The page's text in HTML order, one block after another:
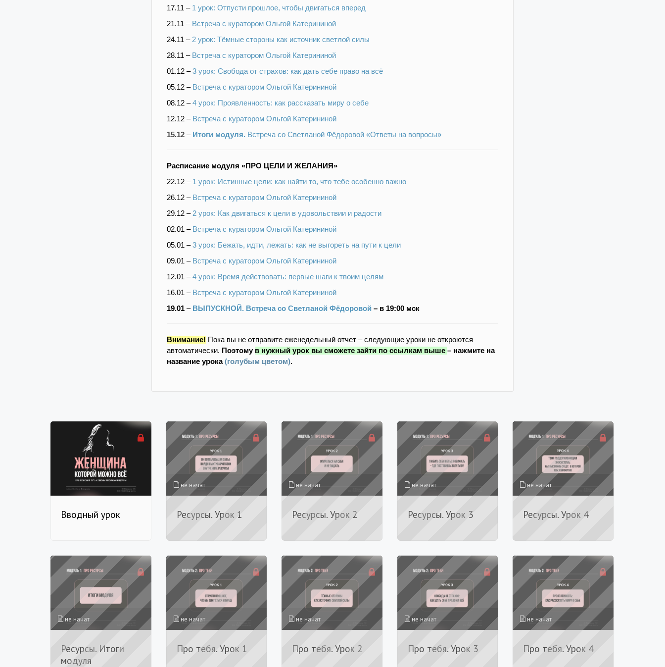
17.11 – 1 урок: Отпусти прошлое, чтобы двигаться вперед
21.11 – Встреча с куратором Ольгой Катерининой
24.11 – 2 урок: Тёмные стороны как источник светлой силы
28.11 – Встреча с куратором Ольгой Катерининой
01.12 –3 урок: Свобода от страхов: как дать себе право на всё
05.12 – Встреча с куратором Ольгой Катерининой
08.12 –4 урок: Проявленность: как рассказать миру о себе
12.12 – Встреча с куратором Ольгой Катерининой
15.12 – Итоги модуля. Встреча со Светланой Фёдоровой «Ответы на вопросы»
Расписание модуля «ПРО ЦЕЛИ И ЖЕЛАНИЯ»
22.12 – 1 урок: Истинные цели: как найти то, что тебе особенно важно
26.12 – Встреча с куратором Ольгой Катерининой
29.12 – 2 урок: Как двигаться к цели в удовольствии и радости
02.01 –Встреча с куратором Ольгой Катерининой
05.01 –3 урок: Бежать, идти, лежать: как не выгореть на пути к цели
09.01 – Встреча с куратором Ольгой Катерининой
12.01 –4 урок: Время действовать: первые шаги к твоим целям
16.01 – Встреча с куратором Ольгой Катерининой
19.01 – ВЫПУСКНОЙ. Встреча со Светланой Фёдоровой – в 19:00 мск
Внимание! Пока вы не отправите еженедельный отчет – следующие уроки не откроются
автоматически. Поэтому в нужный урок вы сможете зайти по ссылкам выше – нажмите на
название урока(голубым цветом).
Вводный урок
не начат
Ресурсы. Урок 1
не начат
Ресурсы. Урок 2
не начат
Ресурсы. Урок 3
не начат
Ресурсы. Урок 4
не начат
Ресурсы. Итоги
модуля
не начат
Про тебя. Урок 1
не начат
Про тебя. Урок 2
не начат
Про тебя. Урок 3
не начат
Про тебя. Урок 4